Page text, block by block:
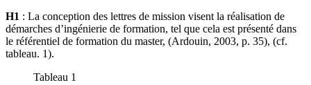
H1 : La conception des lettres de mission visent la réalisation de
démarches d’ingénierie de formation, tel que cela est présenté dans
le référentiel de formation du master, (Ardouin, 2003, p. 35), (cf.
tableau. 1).
Tableau 1